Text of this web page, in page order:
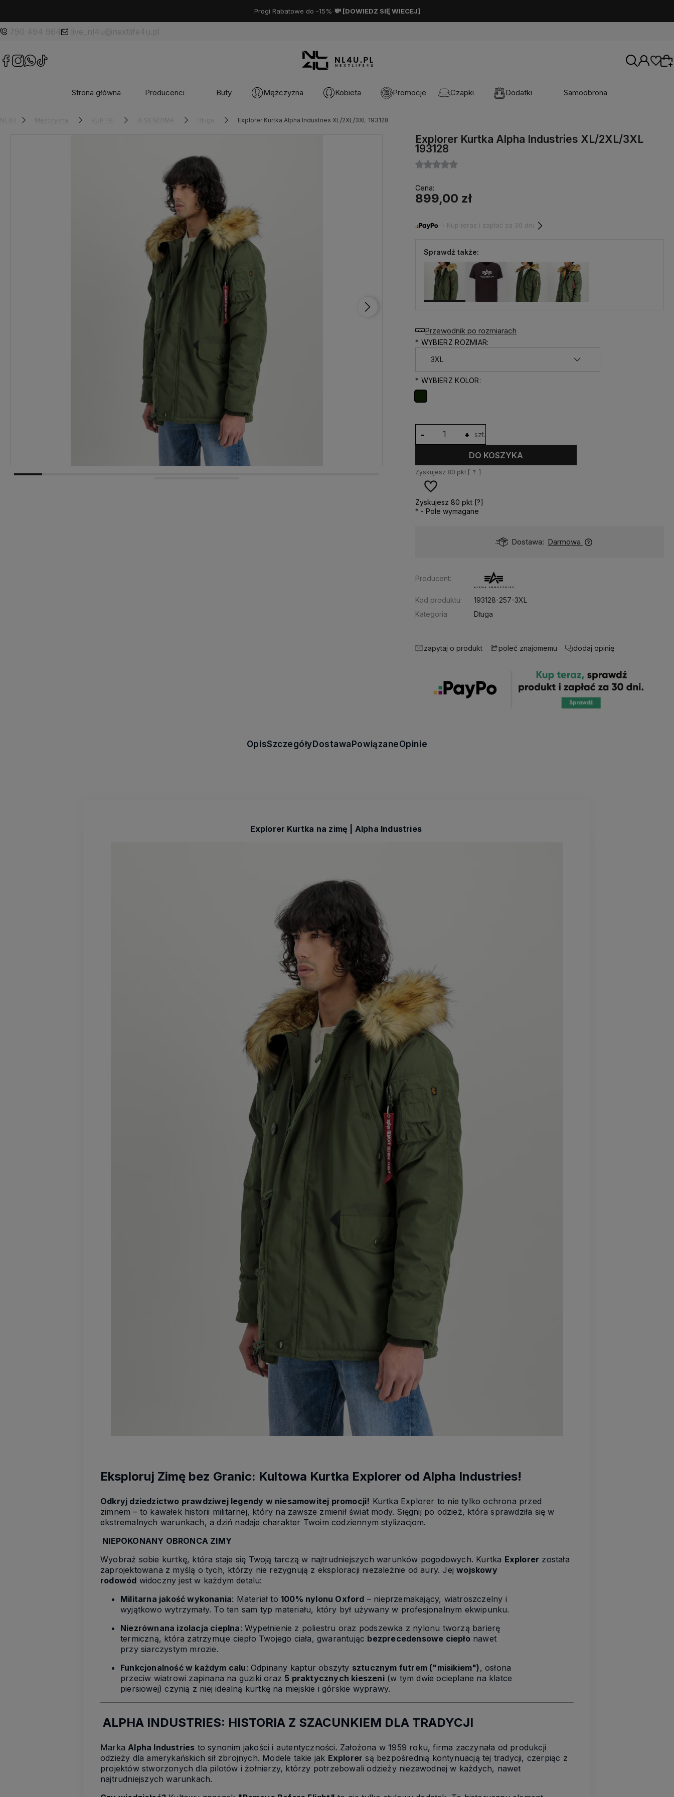
Progi Rabatowe do -15% 💸 [DOWIEDZ SIĘ WIECEJ]
Wybierz coś dla siebie z naszej aktualnej
Strona główna Producenci Buty Mężczyzna Kobieta Promocje Czapki Dodatki Samoobrona
Explorer Kurtka Alpha Industries XL/2XL/3XL 193128
Explorer Kurtka Alpha Industries XL/2XL/3XL
193128
Cena:
899,00 zł
・Kup teraz i zapłać za 30 dni
Sprawdź także:
Przewodnik po rozmiarach
* WYBIERZ ROZMIAR:
* WYBIERZ KOLOR:
+
- szt.
DO KOSZYKA
Zyskujesz 80 pkt [ ? ]
Zyskujesz 80 pkt [?]
* - Pole wymagane
Dostawa: Darmowa
Producent:
Kod produktu:
193128-257-3XL
Kategoria:
Długa
zapytaj o produkt poleć znajomemu dodaj opinię
OpisSzczegółyDostawaPowiązaneOpinie
Explorer Kurtka na zimę | Alpha Industries
Eksploruj Zimę bez Granic: Kultowa Kurtka Explorer od Alpha Industries!
Odkryj dziedzictwo prawdziwej legendy w niesamowitej promocji! Kurtka Explorer to nie tylko ochrona przed
zimnem – to kawałek historii militarnej, który na zawsze zmienił świat mody. Sięgnij po odzież, która sprawdziła się w
ekstremalnych warunkach, a dziń nadaje charakter Twoim codziennym stylizacjom.
NIEPOKONANY OBRONCA ZIMY
Wyobraź sobie kurtkę, która staje się Twoją tarczą w najtrudniejszych warunków pogodowych. Kurtka Explorer została
zaprojektowana z myślą o tych, którzy nie rezygnują z eksploracji niezależnie od aury. Jejwojskowy
rodowód widoczny jest w każdym detalu:
Militarna jakość wykonania: Materiał to100% nylonu Oxford – nieprzemakający, wiatroszczelny i
wyjątkowo wytrzymały. To ten sam typ materiału, który był używany w profesjonalnym ekwipunku.
Niezrównana izolacja cieplna: Wypełnienie z poliestru oraz podszewka z nylonu tworzą barierę
termiczną, która zatrzymuje ciepło Twojego ciała, gwarantując bezprecedensowe ciepłonawet
przy siarczystym mrozie.
Funkcjonalność w każdym calu: Odpinany kaptur obszyty sztucznym futrem ("misikiem"), osłona
przeciw wiatrowi zapinana na guziki oraz 5 praktycznych kieszeni(w tym dwie ocieplane na klatce
piersiowej) czynią z niej idealną kurtkę na miejskie i górskie wyprawy.
ALPHA INDUSTRIES: HISTORIA Z SZACUNKIEM DLA TRADYCJI
Marka Alpha Industries to synonim jakości i autentyczności. Założona w 1959 roku, firma zaczynała od produkcji
odzieży dla amerykańskich sił zbrojnych. Modele takie jak Explorer są bezpośrednią kontynuacją tej tradycji, czerpiąc z
projektów stworzonych dla pilotów i żołnierzy, którzy potrzebowali odzieży niezawodnej w każdych, nawet
najtrudniejszych warunkach.